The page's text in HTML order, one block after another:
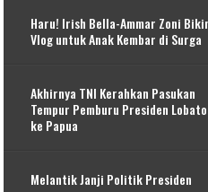
Haru! Irish Bella-Ammar Zoni
Vlog untuk Anak Kembar di Surga
Akhirnya TNI Kerahkan Pasukan
Tempur Pemburu Presiden Lobato
ke Papua
Melantik Janji Politik Presiden